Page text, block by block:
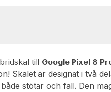
till Google Pixel 8
Skalet är designat i två
stötar och fall. Den